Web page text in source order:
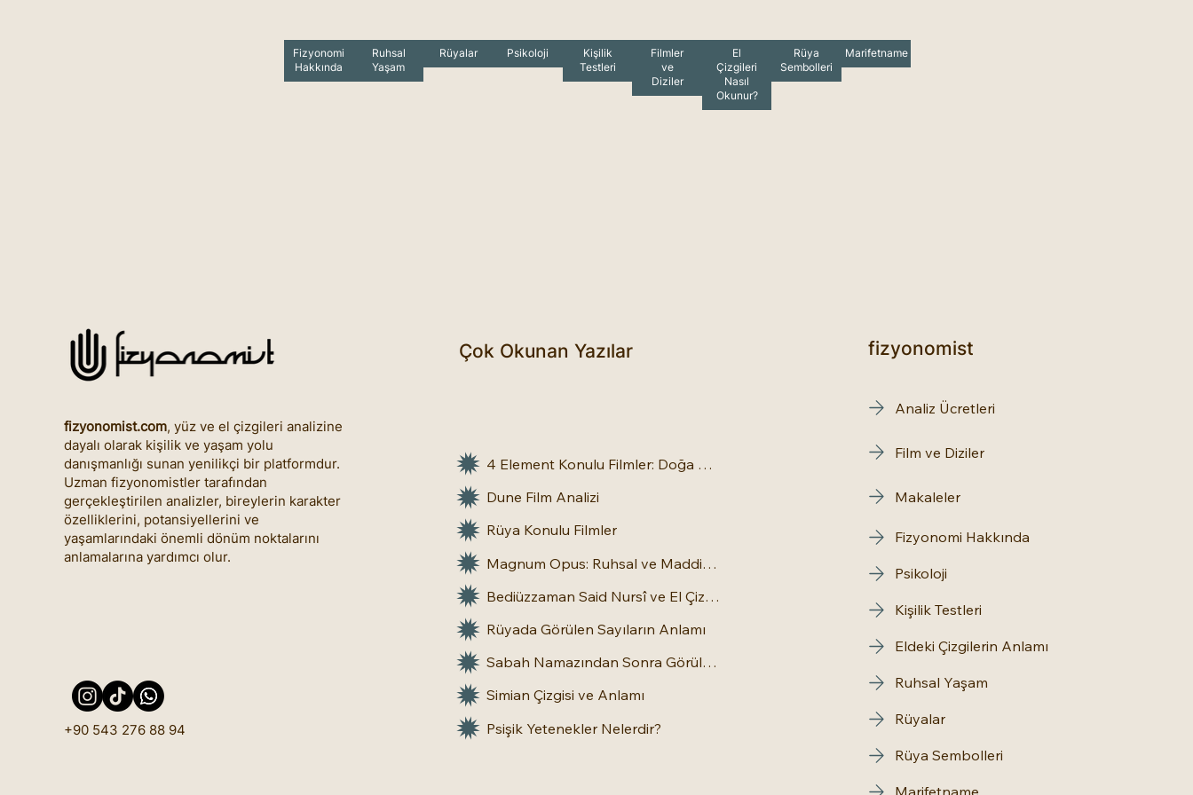
Fizyonomi
Hakkında
Ruhsal
Yaşam
Rüyalar Psikoloji
Kişilik
Testleri
Filmler
ve
Diziler
El
Çizgileri
Nasıl
Okunur?
Rüya
Sembolleri
Marifetname
fizyonomist.com, yüz ve el çizgileri analizine
dayalı olarak kişilik ve yaşam yolu
danışmanlığı sunan yenilikçi bir platformdur.
Uzman fizyonomistler tarafından
gerçekleştirilen analizler, bireylerin karakter
özelliklerini, potansiyellerini ve
yaşamlarındaki önemli dönüm noktalarını
anlamalarına yardımcı olur.
Çok Okunan Yazılar
4 Element Konulu Filmler: Doğa Üstü Güçler
Dune Film Analizi
Rüya Konulu Filmler
Magnum Opus: Ruhsal ve Maddi Dönüşümün Büyük Eseri
Bediüzzaman Said Nursî ve El Çizgileri: İnsan Doğasına Dair Bir Bakış
Rüyada Görülen Sayıların Anlamı
Sabah Namazından Sonra Görülen Rüya Gerçek Olur mu?
Simian Çizgisi ve Anlamı
Psişik Yetenekler Nelerdir?
fizyonomist
Analiz Ücretleri
Film ve Diziler
Makaleler
Fizyonomi Hakkında
Psikoloji
Kişilik Testleri
Eldeki Çizgilerin Anlamı
Ruhsal Yaşam
Rüyalar
Rüya Sembolleri
+90 543 276 88 94